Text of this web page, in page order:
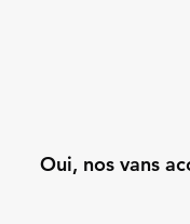
Oui, nos vans